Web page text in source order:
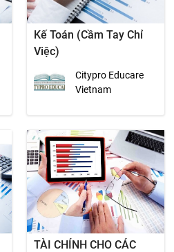
Kế Toán (Cầm Tay Chỉ
Việc)
Citypro Educare
Vietnam
TÀI CHÍNH CHO CÁC